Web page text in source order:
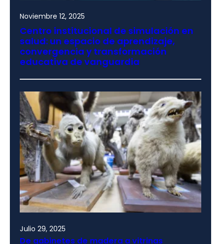
Noviembre 12, 2025
Centro institucional de simulación en
salud: un espacio de aprendizaje,
convergencia y transformación
educativa de vanguardia
Julio 29, 2025
De gabinetes de madera a vitrinas